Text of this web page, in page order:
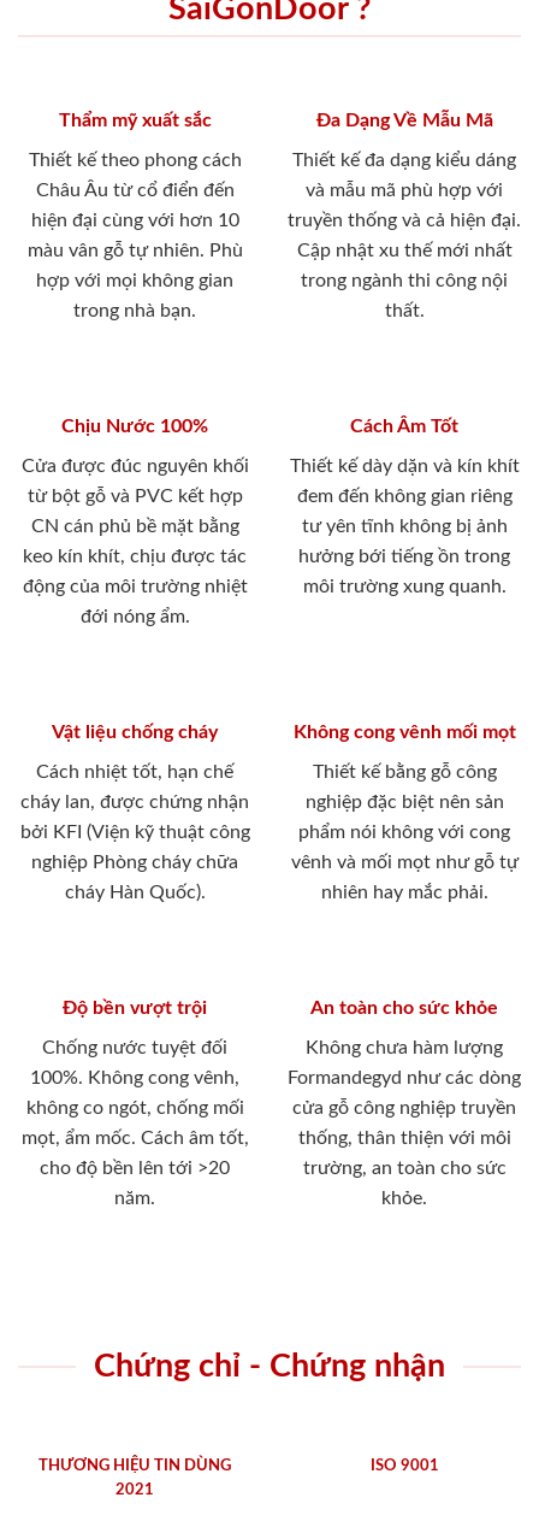
SaiGonDoor ?
Thẩm mỹ xuất sắc
Thiết kế theo phong cách
Châu Âu từ cổ điển đến
hiện đại cùng với hơn 10
màu vân gỗ tự nhiên. Phù
hợp với mọi không gian
trong nhà bạn.
Đa Dạng Về Mẫu Mã
Thiết kế đa dạng kiểu dáng
và mẫu mã phù hợp với
truyền thống và cả hiện đại.
Cập nhật xu thế mới nhất
trong ngành thi công nội
thất.
Chịu Nước 100%
Cửa được đúc nguyên khối
từ bột gỗ và PVC kết hợp
CN cán phủ bề mặt bằng
keo kín khít, chịu được tác
động của môi trường nhiệt
đới nóng ẩm.
Cách Âm Tốt
Thiết kế dày dặn và kín khít
đem đến không gian riêng
tư yên tĩnh không bị ảnh
hưởng bới tiếng ồn trong
môi trường xung quanh.
Vật liệu chống cháy
Cách nhiệt tốt, hạn chế
cháy lan, được chứng nhận
bởi KFI (Viện kỹ thuật công
nghiệp Phòng cháy chữa
cháy Hàn Quốc).
Không cong vênh mối mọt
Thiết kế bằng gỗ công
nghiệp đặc biệt nên sản
phẩm nói không với cong
vênh và mối mọt như gỗ tự
nhiên hay mắc phải.
Độ bền vượt trội
Chống nước tuyệt đối
100%. Không cong vênh,
không co ngót, chống mối
mọt, ẩm mốc. Cách âm tốt,
cho độ bền lên tới >20
năm.
An toàn cho sức khỏe
Không chưa hàm lượng
Formandegyd như các dòng
cửa gỗ công nghiệp truyền
thống, thân thiện với môi
trường, an toàn cho sức
khỏe.
Chứng chỉ - Chứng nhận
THƯƠNG HIỆU TIN DÙNG
2021
ISO 9001